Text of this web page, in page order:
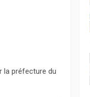
la préfecture du